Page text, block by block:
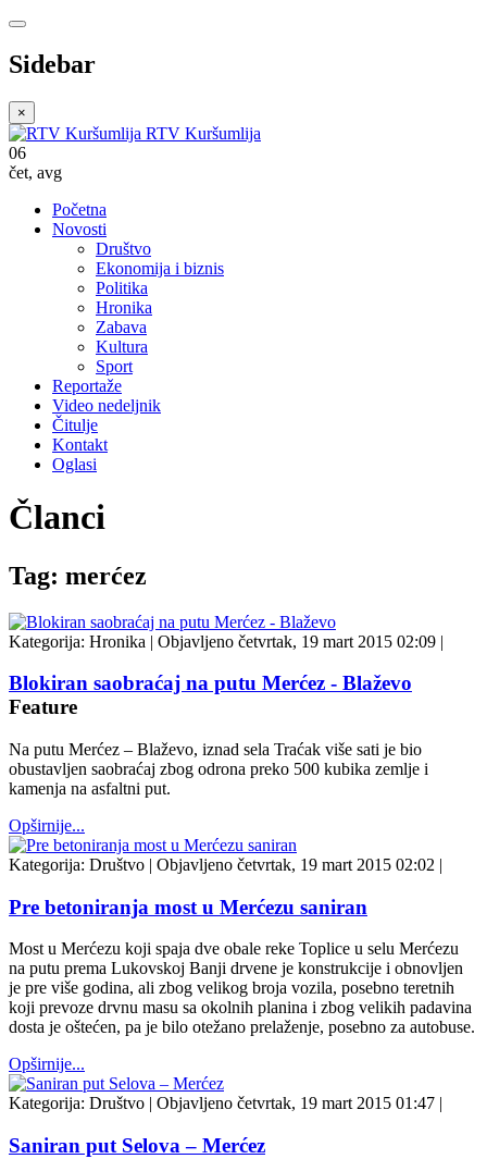
Sidebar
×
RTV Kuršumlija
06
čet, avg
Početna
Novosti
Društvo
Ekonomija i biznis
Politika
Hronika
Zabava
Kultura
Sport
Reportaže
Video nedeljnik
Čitulje
Kontakt
Oglasi
Članci
Tag: merćez
Kategorija: Hronika | Objavljeno četvrtak, 19 mart 2015 02:09 |
Blokiran saobraćaj na putu Merćez - Blaževo
Feature
Na putu Merćez – Blaževo, iznad sela Traćak više sati je bio
obustavljen saobraćaj zbog odrona preko 500 kubika zemlje i
kamenja na asfaltni put.
Opširnije...
Kategorija: Društvo | Objavljeno četvrtak, 19 mart 2015 02:02 |
Pre betoniranja most u Merćezu saniran
Most u Merćezu koji spaja dve obale reke Toplice u selu Merćezu
na putu prema Lukovskoj Banji drvene je konstrukcije i obnovljen
je pre više godina, ali zbog velikog broja vozila, posebno teretnih
koji prevoze drvnu masu sa okolnih planina i zbog velikih padavina
dosta je oštećen, pa je bilo otežano prelaženje, posebno za autobuse.
Opširnije...
Kategorija: Društvo Objavljeno četvrtak, 19 mart 2015 01:47
Saniran put Selova – Merćez